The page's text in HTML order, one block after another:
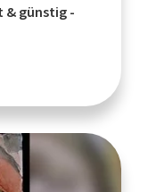
& günstig -